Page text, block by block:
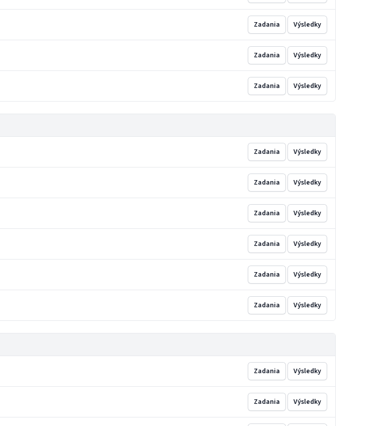
Zadania Výsledky
Zadania Výsledky
Zadania Výsledky
Zadania Výsledky
Zadania Výsledky
Zadania Výsledky
Zadania Výsledky
Zadania Výsledky
Zadania Výsledky
Zadania Výsledky
Zadania Výsledky